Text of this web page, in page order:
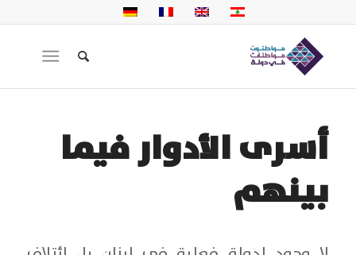
أسرى الأدوار فيما
بينهم